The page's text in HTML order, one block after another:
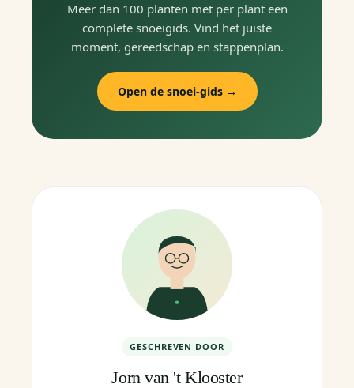
Meer dan 100 planten met per plant een
complete snoeigids. Vind het juiste
moment, gereedschap en stappenplan.
Open de snoei-gids →
GESCHREVEN DOOR
Jorn van 't Klooster